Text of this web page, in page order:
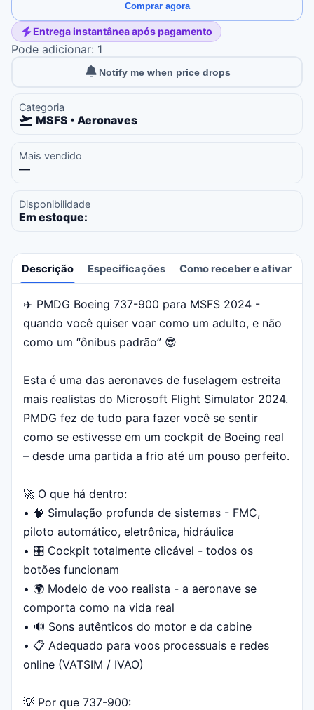
Comprar agora
Entrega instantânea após pagamento
Pode adicionar: 1
Notify me when price drops
Categoria
MSFS • Aeronaves
Mais vendido
—
Disponibilidade
Em estoque:
Descrição Especificações Como receber e ativar
Descrição
✈️ PMDG Boeing 737-900 para MSFS 2024 -
quando você quiser voar como um adulto, e não
como um “ônibus padrão” 😎
Esta é uma das aeronaves de fuselagem estreita
mais realistas do Microsoft Flight Simulator 2024.
PMDG fez de tudo para fazer você se sentir
como se estivesse em um cockpit de Boeing real
– desde uma partida a frio até um pouso perfeito.
🚀 O que há dentro:
• 🧠 Simulação profunda de sistemas - FMC,
piloto automático, eletrônica, hidráulica
• 🎛 Cockpit totalmente clicável - todos os
botões funcionam
• 🌍 Modelo de voo realista - a aeronave se
comporta como na vida real
• 🔊 Sons autênticos do motor e da cabine
• 📋 Adequado para voos processuais e redes
online (VATSIM / IVAO)
💡 Por que 737-900: